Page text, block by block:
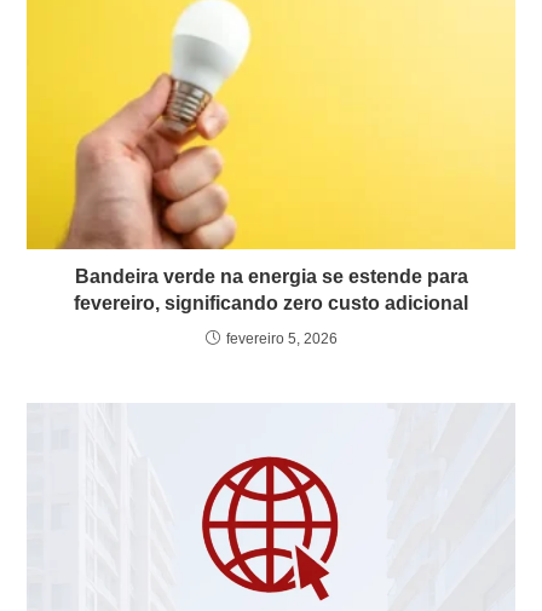
Bandeira verde na energia se estende para
fevereiro, significando zero custo adicional
fevereiro 5, 2026